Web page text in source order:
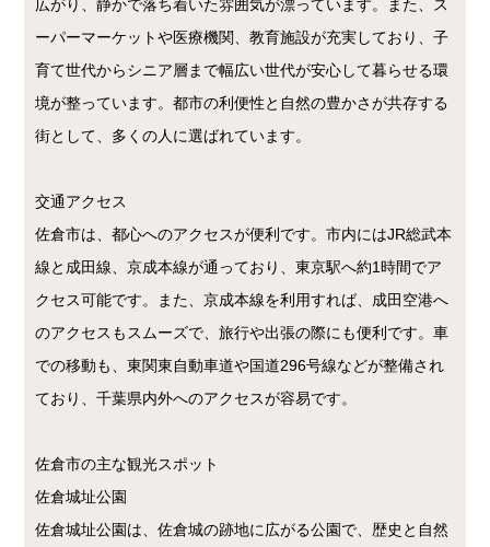
広がり、静かで落ち着いた雰囲気が漂っています。また、ス
ーパーマーケットや医療機関、教育施設が充実しており、子
育て世代からシニア層まで幅広い世代が安心して暮らせる環
境が整っています。都市の利便性と自然の豊かさが共存する
街として、多くの人に選ばれています。
交通アクセス
佐倉市は、都心へのアクセスが便利です。市内にはJR総武本
線と成田線、京成本線が通っており、東京駅へ約1時間でア
クセス可能です。また、京成本線を利用すれば、成田空港へ
のアクセスもスムーズで、旅行や出張の際にも便利です。車
での移動も、東関東自動車道や国道296号線などが整備され
ており、千葉県内外へのアクセスが容易です。
佐倉市の主な観光スポット
佐倉城址公園
佐倉城址公園は、佐倉城の跡地に広がる公園で、歴史と自然